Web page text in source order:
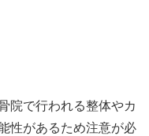
院で行われる整体やカ
性があるため注意が必